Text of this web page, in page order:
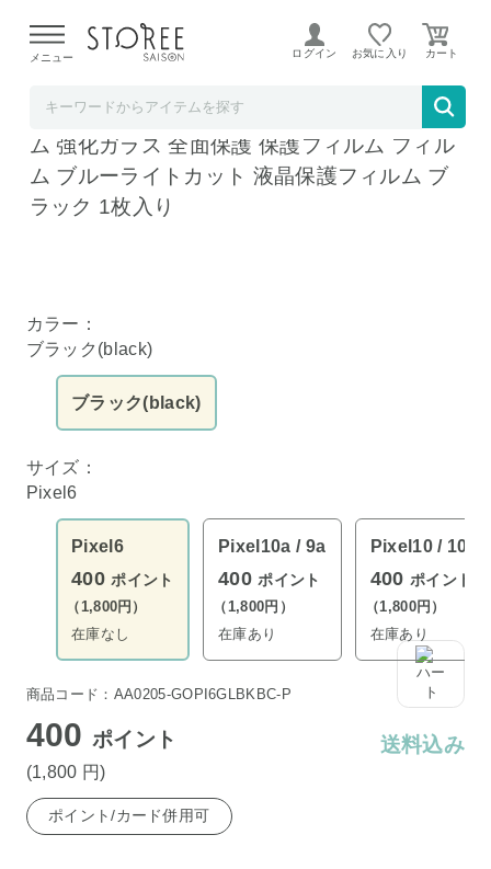
よる配送遅延が発生しております。
メニュー ログイン お気に入り
シズカウィル Google Pixel6 用 ガラスフィル
ム 強化ガラス 全面保護 保護フィルム フィル
ム ブルーライトカット 液晶保護フィルム ブ
ラック 1枚入り
カラー：
ブラック(black)
ブラック(black)
サイズ：
Pixel6
Pixel6
400 ポイント
（1,800円）
在庫なし
Pixel10a / 9a
400 ポイント
（1,800円）
在庫あり
Pixel10 / 10
400 ポイント
（1,800円）
在庫あり
商品コード：AA0205-GOPI6GLBKBC-P
400ポイント
(1,800 円)
送料込み
ポイント/カード併用可